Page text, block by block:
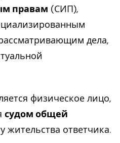
правам (СИП),
дела,
физическое лицо,
судом общей
жительства ответчика.